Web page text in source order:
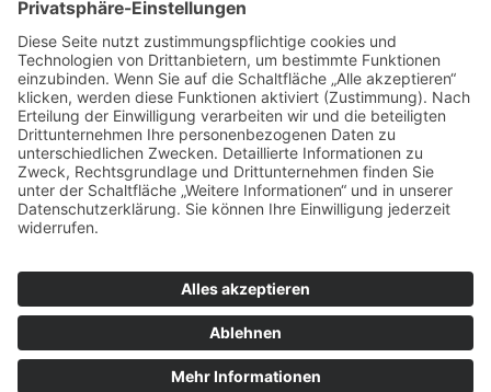
Versand & Lieferung
Widerrufsbelehrung
AGB
Datenschutz
Deutsch Österreich Schweiz
Impressum Datenschutz
Zu hourofpower.de
© 2026 Hour of Power Deutschland